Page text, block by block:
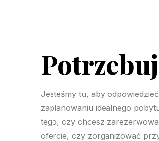
Jesteśmy tu, aby
zaplanowaniu idealnego
tego, czy chcesz
ofercie, czy zorganizować